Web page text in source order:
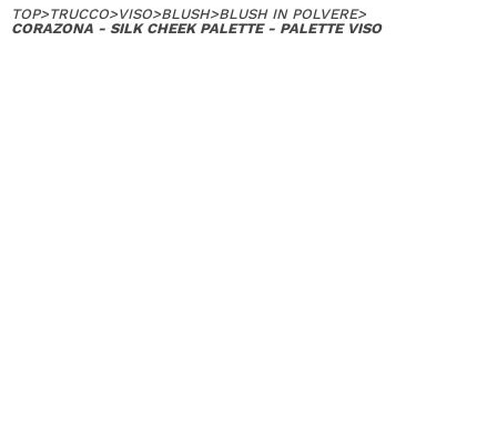
TOP>TRUCCO>VISO>BLUSH>BLUSH IN POLVERE>
CORAZONA - SILK CHEEK PALETTE - PALETTE VISO